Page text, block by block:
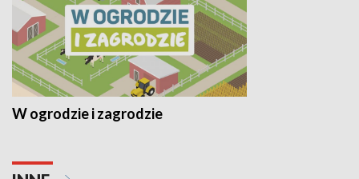
W ogrodzie i zagrodzie